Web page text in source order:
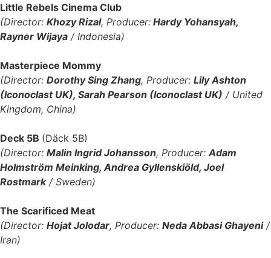
Little Rebels Cinema Club
(Director: Khozy Rizal, Producer: Hardy Yohansyah,
Rayner Wijaya / Indonesia)
Masterpiece Mommy
(Director: Dorothy Sing Zhang, Producer: Lily Ashton
(Iconoclast UK), Sarah Pearson (Iconoclast UK) / United
Kingdom, China)
Deck 5B (Däck 5B)
(Director: Malin Ingrid Johansson, Producer: Adam
Holmström Meinking, Andrea Gyllenskiöld, Joel
Rostmark/ Sweden)
The Scarificed Meat
(Director: Hojat Jolodar, Producer: Neda Abbasi Ghayeni/
Iran)